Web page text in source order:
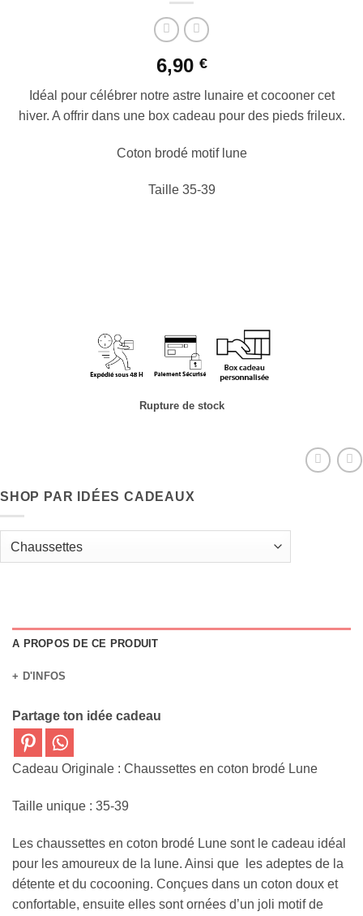
6,90 €
Idéal pour célébrer notre astre lunaire et cocooner cet
hiver. A offrir dans une box cadeau pour des pieds frileux.
Coton brodé motif lune
Taille 35-39
Rupture de stock
SHOP PAR IDÉES CADEAUX
A PROPOS DE CE PRODUIT
+ D'INFOS
Partage ton idée cadeau
Cadeau Originale : Chaussettes en coton brodé Lune
Taille unique : 35-39
Les chaussettes en coton brodé Lune sont le cadeau idéal
pour les amoureux de la lune. Ainsi que les adeptes de la
détente et du cocooning. Conçues dans un coton doux et
confortable, ensuite elles sont ornées d’un joli motif de